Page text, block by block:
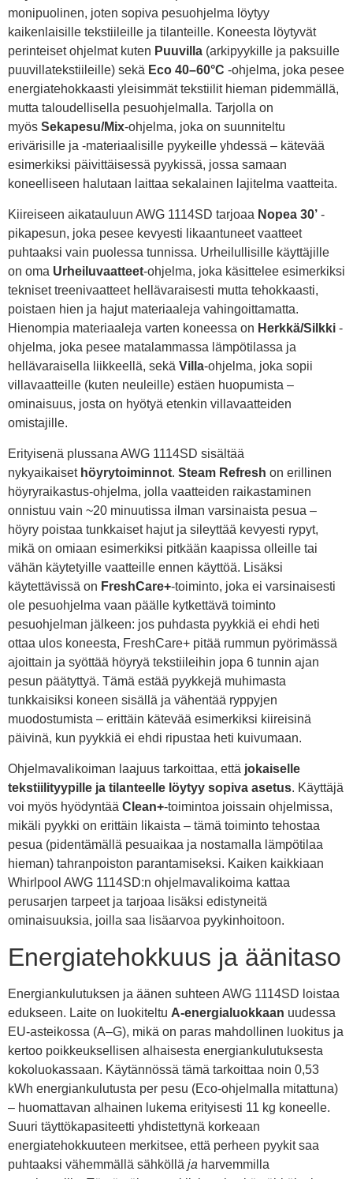
monipuolinen, joten sopiva pesuohjelma löytyy
kaikenlaisille tekstiileille ja tilanteille. Koneesta löytyvät
perinteiset ohjelmat kuten Puuvilla (arkipyykille ja paksuille
puuvillatekstiileille) sekä Eco 40–60°C -ohjelma, joka pesee
energiatehokkaasti yleisimmät tekstiilit hieman pidemmällä,
mutta taloudellisella pesuohjelmalla. Tarjolla on
myös Sekapesu/Mix-ohjelma, joka on suunniteltu
erivärisille ja -materiaalisille pyykeille yhdessä – kätevää
esimerkiksi päivittäisessä pyykissä, jossa samaan
koneelliseen halutaan laittaa sekalainen lajitelma vaatteita.
Kiireiseen aikatauluun AWG 1114SD tarjoaa Nopea 30’ -
pikapesun, joka pesee kevyesti likaantuneet vaatteet
puhtaaksi vain puolessa tunnissa. Urheilullisille käyttäjille
on oma Urheiluvaatteet-ohjelma, joka käsittelee esimerkiksi
tekniset treenivaatteet hellävaraisesti mutta tehokkaasti,
poistaen hien ja hajut materiaaleja vahingoittamatta.
Hienompia materiaaleja varten koneessa on Herkkä/Silkki -
ohjelma, joka pesee matalammassa lämpötilassa ja
hellävaraisella liikkeellä, sekä Villa-ohjelma, joka sopii
villavaatteille (kuten neuleille) estäen huopumista –
ominaisuus, josta on hyötyä etenkin villavaatteiden
omistajille.
Erityisenä plussana AWG 1114SD sisältää
nykyaikaiset höyrytoiminnot. Steam Refresh on erillinen
höyryraikastus-ohjelma, jolla vaatteiden raikastaminen
onnistuu vain ~20 minuutissa ilman varsinaista pesua –
höyry poistaa tunkkaiset hajut ja sileyttää kevyesti rypyt,
mikä on omiaan esimerkiksi pitkään kaapissa olleille tai
vähän käytetyille vaatteille ennen käyttöä. Lisäksi
käytettävissä on FreshCare+-toiminto, joka ei varsinaisesti
ole pesuohjelma vaan päälle kytkettävä toiminto
pesuohjelman jälkeen: jos puhdasta pyykkiä ei ehdi heti
ottaa ulos koneesta, FreshCare+ pitää rummun pyörimässä
ajoittain ja syöttää höyryä tekstiileihin jopa 6 tunnin ajan
pesun päätyttyä. Tämä estää pyykkejä muhimasta
tunkkaisiksi koneen sisällä ja vähentää ryppyjen
muodostumista – erittäin kätevää esimerkiksi kiireisinä
päivinä, kun pyykkiä ei ehdi ripustaa heti kuivumaan.
Ohjelmavalikoiman laajuus tarkoittaa, että jokaiselle
tekstiilityypille ja tilanteelle löytyy sopiva asetus. Käyttäjä
voi myös hyödyntää Clean+-toimintoa joissain ohjelmissa,
mikäli pyykki on erittäin likaista – tämä toiminto tehostaa
pesua (pidentämällä pesuaikaa ja nostamalla lämpötilaa
hieman) tahranpoiston parantamiseksi. Kaiken kaikkiaan
Whirlpool AWG 1114SD:n ohjelmavalikoima kattaa
perusarjen tarpeet ja tarjoaa lisäksi edistyneitä
ominaisuuksia, joilla saa lisäarvoa pyykinhoitoon.
Energiatehokkuus ja äänitaso
Energiankulutuksen ja äänen suhteen AWG 1114SD loistaa
edukseen. Laite on luokiteltu A-energialuokkaan uudessa
EU-asteikossa (A–G), mikä on paras mahdollinen luokitus ja
kertoo poikkeuksellisen alhaisesta energiankulutuksesta
kokoluokassaan. Käytännössä tämä tarkoittaa noin 0,53
kWh energiankulutusta per pesu (Eco-ohjelmalla mitattuna)
– huomattavan alhainen lukema erityisesti 11 kg koneelle.
Suuri täyttökapasiteetti yhdistettynä korkeaan
energiatehokkuuteen merkitsee, että perheen pyykit saa
puhtaaksi vähemmällä sähköllä ja harvemmilla